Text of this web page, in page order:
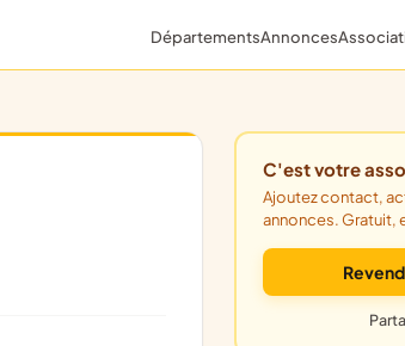
DépartementsAnnonces
C'est votre
Ajoutez contact, activités, photos et
annonces. Gratuit,